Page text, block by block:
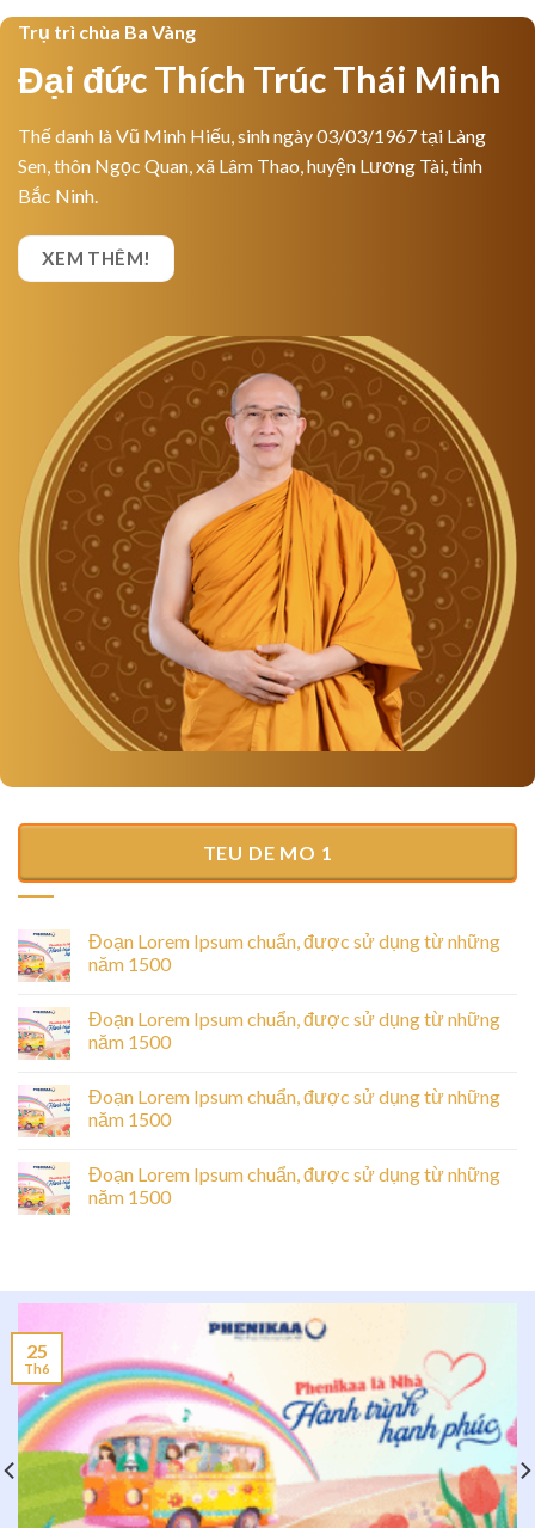
Trụ trì chùa Ba Vàng
Đại đức Thích Trúc Thái Minh
Thế danh là Vũ Minh Hiếu, sinh ngày 03/03/1967 tại Làng
Sen, thôn Ngọc Quan, xã Lâm Thao, huyện Lương Tài, tỉnh
Bắc Ninh.
XEM THÊM!
TEU DE MO 1
Đoạn Lorem Ipsum chuẩn, được sử dụng từ những
năm 1500
Đoạn Lorem Ipsum chuẩn, được sử dụng từ những
năm 1500
Đoạn Lorem Ipsum chuẩn, được sử dụng từ những
năm 1500
Đoạn Lorem Ipsum chuẩn, được sử dụng từ những
năm 1500
25
Th6